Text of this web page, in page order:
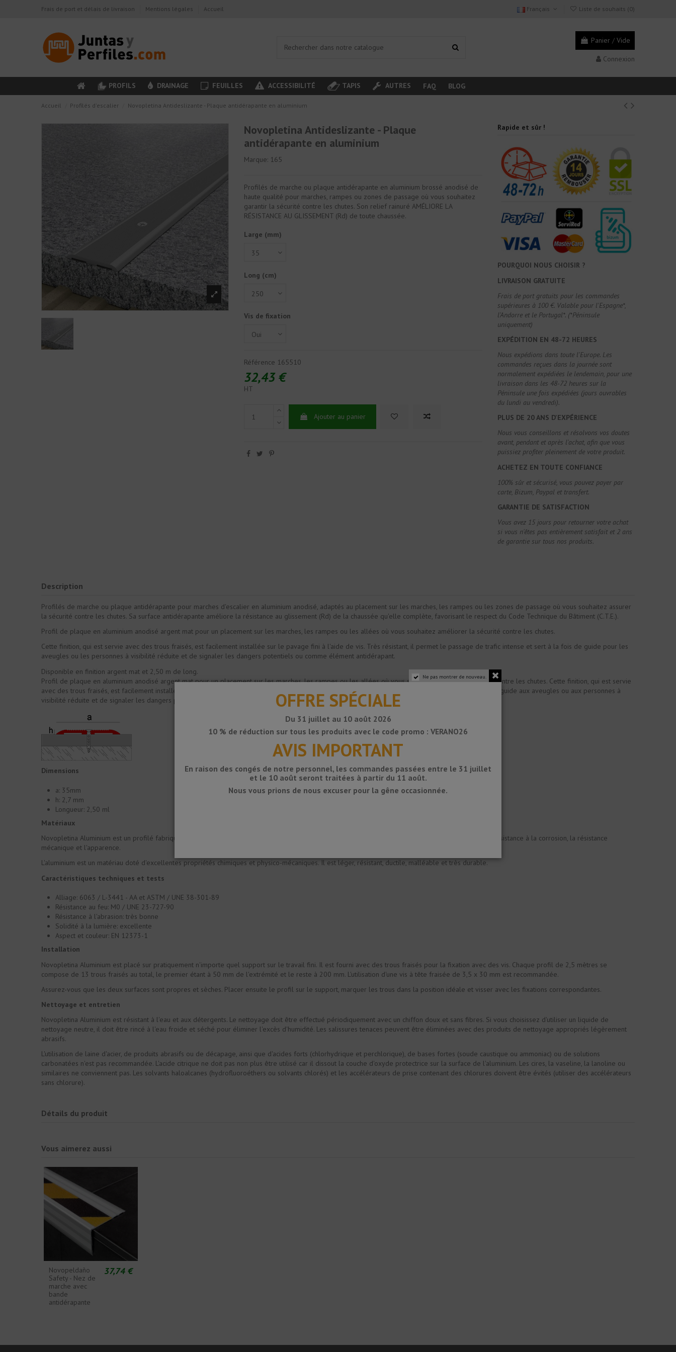
Frais de port et délais de livraison Mentions légales Accueil Français Liste de souhaits (0)
Panier / Vide
Connexion
PROFILS DRAINAGE FEUILLES ACCESSIBILITÉ TAPIS AUTRES FAQ BLOG
Accueil Profilés d'escalier Novopletina Antideslizante - Plaque antidérapante en aluminium
Novopletina Antideslizante - Plaque
antidérapante en aluminium
Marque: 165
Profilés de marche ou plaque antidérapante en aluminium brossé anodisé de
haute qualité pour marches, rampes ou zones de passage où vous souhaitez
garantir la sécurité contre les chutes. Son relief rainuré AMÉLIORE LA
RÉSISTANCE AU GLISSEMENT (Rd) de toute chaussée.
Large (mm)
Long (cm)
Vis de fixation
Référence 165510
32,43 €
HT
Ajouter au panier
Rapide et sûr !
POURQUOI NOUS CHOISIR ?
LIVRAISON GRATUITE
Frais de port gratuits pour les commandes
supérieures à 100 €. Valable pour l'Espagne*,
l'Andorre et le Portugal*. (*Péninsule
uniquement)
EXPÉDITION EN 48-72 HEURES
Nous expédions dans toute l'Europe. Les
commandes reçues dans la journée sont
normalement expédiées le lendemain, pour une
livraison dans les 48-72 heures sur la
Péninsule une fois expédiées (jours ouvrables
du lundi au vendredi).
PLUS DE 20 ANS D'EXPÉRIENCE
Nous vous conseillons et résolvons vos doutes
avant, pendant et après l'achat, afin que vous
puissiez profiter pleinement de votre produit.
ACHETEZ EN TOUTE CONFIANCE
100% sûr et sécurisé, vous pouvez payer par
carte, Bizum, Paypal et transfert.
GARANTIE DE SATISFACTION
Vous avez 15 jours pour retourner votre achat
si vous n'êtes pas entièrement satisfait et 2 ans
de garantie sur tous nos produits.
Description
Profilés de marche ou plaque antidérapante pour marches d'escalier en aluminium anodisé, adaptés au placement sur les marches, les rampes ou les zones de passage où vous souhaitez assurer
la sécurité contre les chutes. Sa surface antidérapante améliore la résistance au glissement (Rd) de la chaussée qu'elle complète, favorisant le respect du Code Technique du Bâtiment (C.T.E.).
Profil de plaque en aluminium anodisé argent mat pour un placement sur les marches, les rampes ou les allées où vous souhaitez améliorer la sécurité contre les chutes.
Cette finition, qui est servie avec des trous fraisés, est facilement installée sur le pavage fini à l'aide de vis. Très résistant, il permet le passage de trafic intense et sert à la fois de guide pour les
aveugles ou les personnes à visibilité réduite et de signaler les dangers potentiels ou comme élément antidérapant.
Disponible en finition argent mat et 2,50 m de long.
Profil de plaque en aluminium anodisé argent mat pour un placement sur les marches, les rampes ou les allées où vous souhaitez assurer la sécurité contre les chutes. Cette finition, qui est servie
avec des trous fraisés, est facilement installée sur le pavage fini à l'aide de vis. Très résistant, il permet le passage de trafic intense et sert à la fois de guide aux aveugles ou aux personnes à
visibilité réduite et de signaler les dangers potentiels.
Dimensions
a: 35mm
h: 2,7 mm
Longueur: 2,50 ml
Matériaux
Novopletina Aluminium est un profilé fabriqué par extrusion d'aluminium. L'argent mat est obtenu par anodisation, améliorant grâce à ce processus sa résistance à la corrosion, la résistance
mécanique et l'apparence.
L'aluminium est un matériau doté d'excellentes propriétés chimiques et physico-mécaniques. Il est léger, résistant, ductile, malléable et très durable.
Caractéristiques techniques et tests
Alliage: 6063 / L-3441 - AA et ASTM / UNE 38-301-89
Résistance au feu: M0 / UNE 23-727-90
Résistance à l'abrasion: très bonne
Solidité à la lumière: excellente
Aspect et couleur: EN 12373-1
Installation
Novopletina Aluminium est placé sur pratiquement n'importe quel support sur le travail fini. Il est fourni avec des trous fraisés pour la fixation avec des vis. Chaque profil de 2,5 mètres se
compose de 13 trous fraisés au total, le premier étant à 50 mm de l'extrémité et le reste à 200 mm. L'utilisation d'une vis à tête fraisée de 3,5 x 30 mm est recommandée.
Assurez-vous que les deux surfaces sont propres et sèches. Placer ensuite le profil sur le support, marquer les trous dans la position idéale et visser avec les fixations correspondantes.
Nettoyage et entretien
Novopletina Aluminium est résistant à l'eau et aux détergents. Le nettoyage doit être effectué périodiquement avec un chiffon doux et sans fibres. Si vous choisissez d'utiliser un liquide de
nettoyage neutre, il doit être rincé à l'eau froide et séché pour éliminer l'excès d'humidité. Les salissures tenaces peuvent être éliminées avec des produits de nettoyage appropriés légèrement
abrasifs.
L'utilisation de laine d'acier, de produits abrasifs ou de décapage, ainsi que d'acides forts (chlorhydrique et perchlorique), de bases fortes (soude caustique ou ammoniac) ou de solutions
carbonatées n'est pas recommandée. L'acide citrique ne doit pas non plus être utilisé car il dissout la couche d'oxyde protectrice sur la surface de l'aluminium. Les cires, la vaseline, la lanoline ou
similaires ne conviennent pas. Les solvants haloalcanes (hydrofluoroéthers ou solvants chlorés) et les accélérateurs de prise contenant des chlorures doivent être évités (utiliser des accélérateurs
sans chlorure).
Détails du produit
Vous aimerez aussi
Novopeldaño
Safety - Nez de
marche avec
bande
antidérapante
37,74 €
Ne pas montrer de nouveau.
OFFRE SPÉCIALE
Du 31 juillet au 10 août 2026
10 % de réduction sur tous les produits avec le code promo : VERANO26
AVIS IMPORTANT
En raison des congés de notre personnel, les commandes passées entre le 31 juillet
et le 10 août seront traitées à partir du 11 août.
Nous vous prions de nous excuser pour la gêne occasionnée.